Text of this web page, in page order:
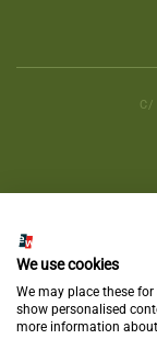
C/
We use cookies
We may place these
show personalised
more information